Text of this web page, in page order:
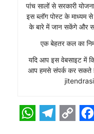
पांच सालों से सरकारी
इस ब्लॉग पोस्ट के माध्यम
के बारे में जान सकेंगे और
एक बेहतर कल का
यदि आप इस वेबसाइट में
आप हमसे संपर्क कर